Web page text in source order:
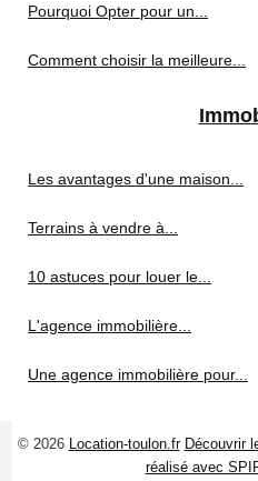
Pourquoi Opter pour un...
Comment choisir la meilleure...
Les avantages d'une maison...
Terrains à vendre à...
10 astuces pour louer le...
L'agence immobilière...
Une agence immobilière pour...
© 2026 Location-toulon.fr Découvrir
réalisé avec